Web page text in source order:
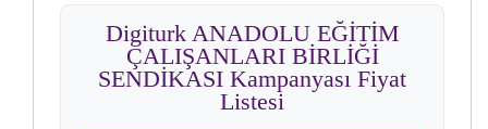
Digiturk ANADOLU EĞİTİM
ÇALIŞANLARI BİRLİĞİ
SENDİKASI Kampanyası Fiyat
Listesi